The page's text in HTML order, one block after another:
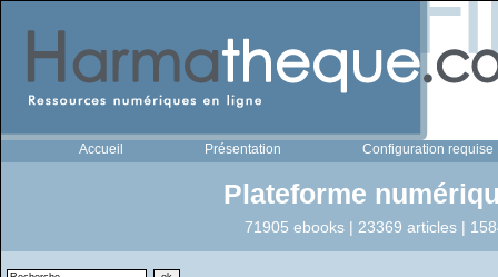
Accueil Présentation Configuration requise
Plateforme
71905 ebooks | 23369 articles |